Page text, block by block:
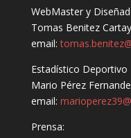
WebMaster y
Tomas Benitez
email:
Estadístico Deportivo
Mario Pérez
email:
Prensa: